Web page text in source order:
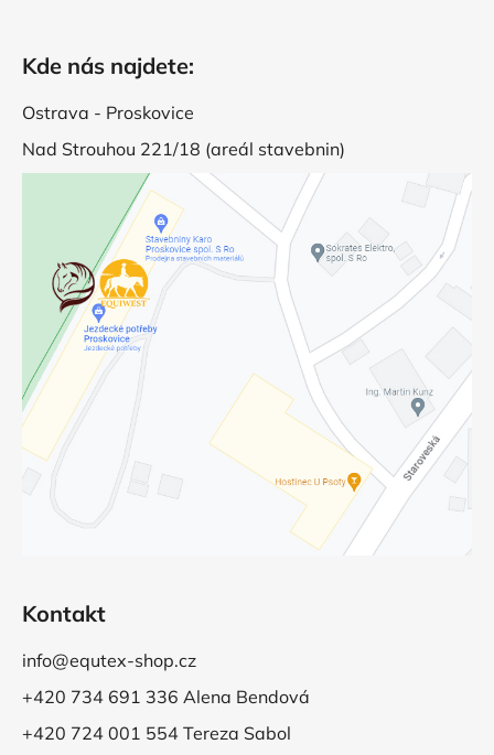
Kde nás najdete:
Ostrava - Proskovice
Nad Strouhou 221/18 (areál stavebnin)
Kontakt
info@equtex-shop.cz
+420 734 691 336 Alena Bendová
+420 724 001 554 Tereza Sabol